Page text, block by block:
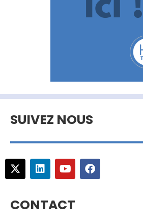
SUIVEZ NOUS
CONTACT